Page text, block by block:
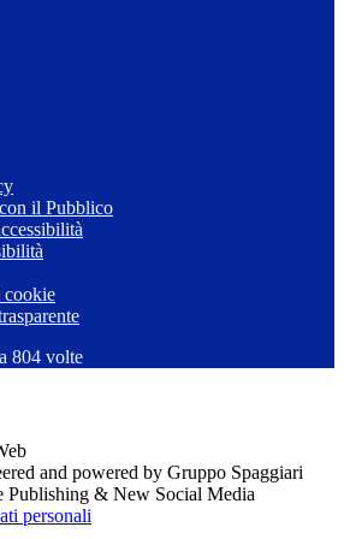
il Pubblico
cookie
804 volte
and powered by Gruppo Spaggiari
Publishing & New Social Media
personali